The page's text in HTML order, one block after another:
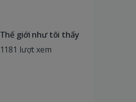
Thế giới như tôi thấy
1181 lượt xem